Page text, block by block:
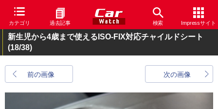
カテゴリ 過去記事 検索 Impressサイト
新生児から4歳まで使えるISO-FIX対応チャイルドシート
(18/38)
前の画像 次の画像